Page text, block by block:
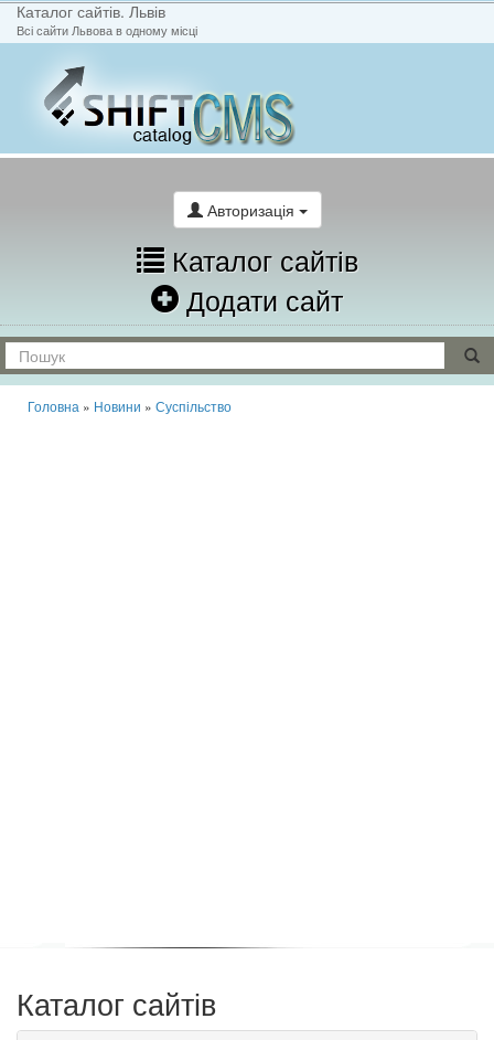
Каталог сайтів. Львів
Всі сайти Львова в одному місці
Авторизація
Каталог сайтів
Додати сайт
Головна » Новини » Суспільство
Каталог сайтів